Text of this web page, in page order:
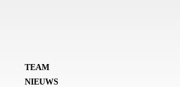
TEAM
NIEUWS